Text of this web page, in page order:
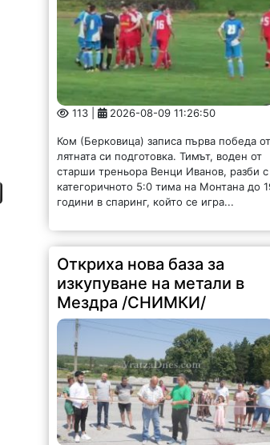
113 | 2026-08-09 11:26:50
Ком (Берковица) записа първа победа
лятната си подготовка. Тимът, воден от
старши треньора Венци Иванов, разби с
категоричното 5:0 тима на Монтана до
години в спаринг, който се игра...
Откриха нова база за
изкупуване на метали в
Мездра /СНИМКИ/